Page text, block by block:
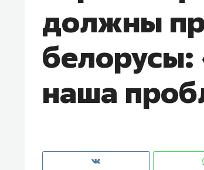
должны
белорусы:
наша
чем интересен